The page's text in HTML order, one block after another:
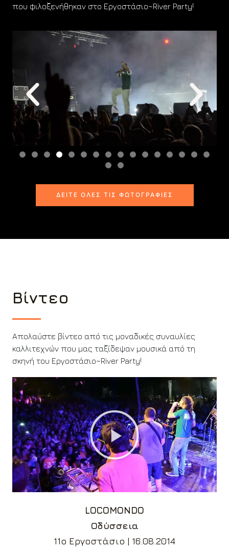
που φιλοξενήθηκαν στο Εργοστάσιο~River Party!
ΔΕΊΤΕ ΌΛΕΣ ΤΙΣ ΦΩΤΟΓΡΑΦΊΕΣ
Βίντεο
Απολαύστε βίντεο από τις μοναδικές συναυλίες
καλλιτεχνών που μας ταξίδεψαν μουσικά από τη
σκηνή του Εργοστάσιο~River Party!
LOCOMONDO
Οδύσσεια
11ο Εργοστάσιο | 16.08.2014